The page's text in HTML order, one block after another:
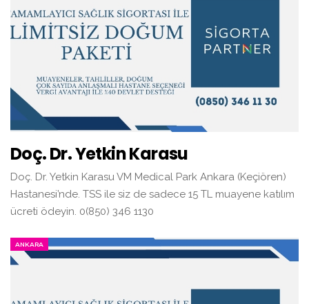
Doç. Dr. Yetkin Karasu
Doç. Dr. Yetkin Karasu VM Medical Park Ankara (Keçiören)
Hastanesi’nde. TSS ile siz de sadece 15 TL muayene katılım
ücreti ödeyin. 0(850) 346 1130
ANKARA